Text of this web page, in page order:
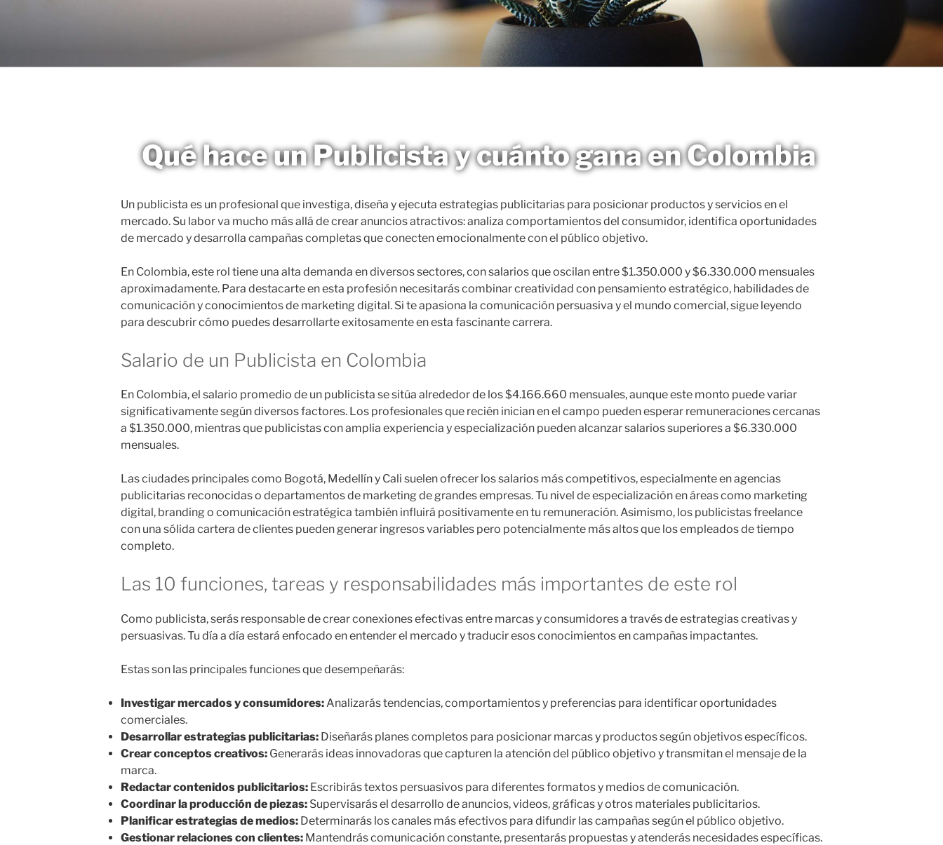
Qué hace un Publicista y cuánto gana en Colombia
Un publicista es un profesional que investiga, diseña y ejecuta estrategias publicitarias para posicionar productos y servicios en el
mercado. Su labor va mucho más allá de crear anuncios atractivos: analiza comportamientos del consumidor, identifica oportunidades
de mercado y desarrolla campañas completas que conecten emocionalmente con el público objetivo.
En Colombia, este rol tiene una alta demanda en diversos sectores, con salarios que oscilan entre $1.350.000 y $6.330.000 mensuales
aproximadamente. Para destacarte en esta profesión necesitarás combinar creatividad con pensamiento estratégico, habilidades de
comunicación y conocimientos de marketing digital. Si te apasiona la comunicación persuasiva y el mundo comercial, sigue leyendo
para descubrir cómo puedes desarrollarte exitosamente en esta fascinante carrera.
Salario de un Publicista en Colombia
En Colombia, el salario promedio de un publicista se sitúa alrededor de los $4.166.660 mensuales, aunque este monto puede variar
significativamente según diversos factores. Los profesionales que recién inician en el campo pueden esperar remuneraciones cercanas
a $1.350.000, mientras que publicistas con amplia experiencia y especialización pueden alcanzar salarios superiores a $6.330.000
mensuales.
Las ciudades principales como Bogotá, Medellín y Cali suelen ofrecer los salarios más competitivos, especialmente en agencias
publicitarias reconocidas o departamentos de marketing de grandes empresas. Tu nivel de especialización en áreas como marketing
digital, branding o comunicación estratégica también influirá positivamente en tu remuneración. Asimismo, los publicistas freelance
con una sólida cartera de clientes pueden generar ingresos variables pero potencialmente más altos que los empleados de tiempo
completo.
Las 10 funciones, tareas y responsabilidades más importantes de este rol
Como publicista, serás responsable de crear conexiones efectivas entre marcas y consumidores a través de estrategias creativas y
persuasivas. Tu día a día estará enfocado en entender el mercado y traducir esos conocimientos en campañas impactantes.
Estas son las principales funciones que desempeñarás:
Investigar mercados y consumidores: Analizarás tendencias, comportamientos y preferencias para identificar oportunidades
comerciales.
Desarrollar estrategias publicitarias: Diseñarás planes completos para posicionar marcas y productos según objetivos específicos.
Crear conceptos creativos: Generarás ideas innovadoras que capturen la atención del público objetivo y transmitan el mensaje de la
marca.
Redactar contenidos publicitarios: Escribirás textos persuasivos para diferentes formatos y medios de comunicación.
Coordinar la producción de piezas: Supervisarás el desarrollo de anuncios, videos, gráficas y otros materiales publicitarios.
Planificar estrategias de medios: Determinarás los canales más efectivos para difundir las campañas según el público objetivo.
Gestionar relaciones con clientes: Mantendrás comunicación constante, presentarás propuestas y atenderás necesidades específicas.